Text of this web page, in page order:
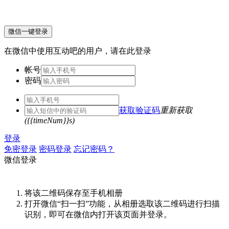
微信一键登录
在微信中使用互动吧的用户，请在此登录
帐号
密码
获取验证码重新获取
({{timeNum}}s)
登录
免密登录 密码登录 忘记密码？
微信登录
将该二维码保存至手机相册
打开微信“扫一扫”功能，从相册选取该二维码进行扫描
识别，即可在微信内打开该页面并登录。